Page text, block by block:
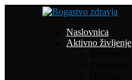
Naslovnica
Aktivno življenje